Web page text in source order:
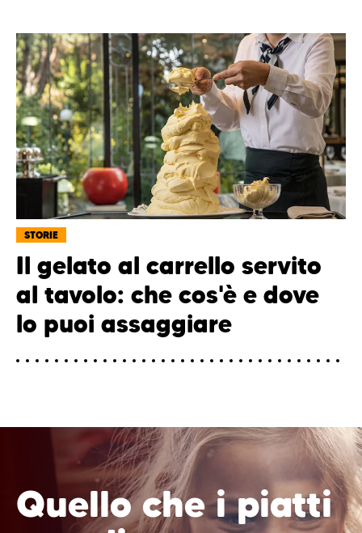
STORIE
Il gelato al carrello servito
al tavolo: che cos'è e dove
lo puoi assaggiare
Quello che i piatti